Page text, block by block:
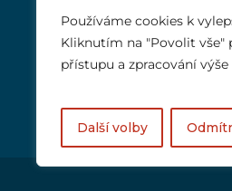
Používáme cookies k
Kliknutím na "Povolit vše"
přístupu a zpracování
Další volby